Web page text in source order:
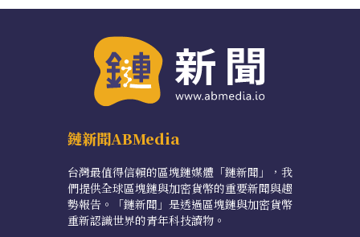
鏈新聞ABMedia
台灣最值得信賴的區塊鏈媒體「鏈新聞」，我
們提供全球區塊鏈與加密貨幣的重要新聞與趨
勢報告。「鏈新聞」是透過區塊鏈與加密貨幣
重新認識世界的青年科技讀物。